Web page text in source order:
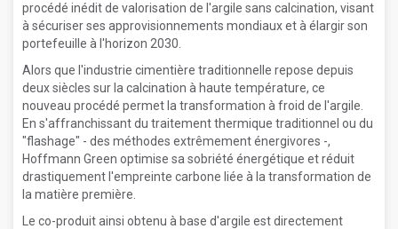
procédé inédit de valorisation de l'argile sans calcination, visant
à sécuriser ses approvisionnements mondiaux et à élargir son
portefeuille à l'horizon 2030.
Alors que l'industrie cimentière traditionnelle repose depuis
deux siècles sur la calcination à haute température, ce
nouveau procédé permet la transformation à froid de l'argile.
En s'affranchissant du traitement thermique traditionnel ou du
"flashage" - des méthodes extrêmement énergivores -,
Hoffmann Green optimise sa sobriété énergétique et réduit
drastiquement l'empreinte carbone liée à la transformation de
la matière première.
Le co-produit ainsi obtenu à base d'argile est directement